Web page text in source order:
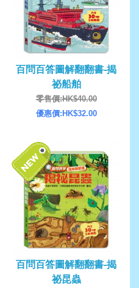
百問百答圖解翻翻書-揭
祕船舶
零售價:HK$40.00
優惠價:HK$32.00
百問百答圖解翻翻書-揭
祕昆蟲